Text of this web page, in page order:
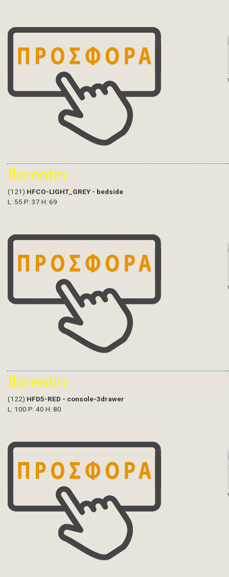
florentin
(121) HFCO-LIGHT_GREY - bedside
L: 55 P: 37 H: 69
florentin
(122) HFD5-RED - console-3drawer
L: 100 P: 40 H: 80